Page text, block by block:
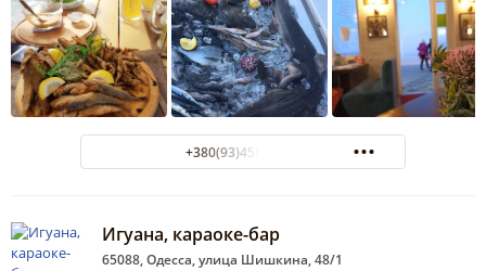
+380(93)458-45-55
Игуана, караоке-бар
65088, Одесса, улица Шишкина, 48/1